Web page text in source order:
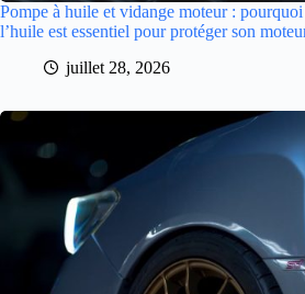
Pompe à huile et vidange moteur : pourquoi
l’huile est essentiel pour protéger son
juillet 28, 2026